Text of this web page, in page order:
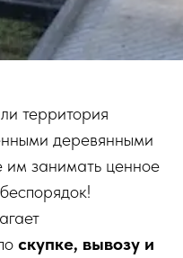
территория
деревянными
им занимать ценное
скупке, вывозу и